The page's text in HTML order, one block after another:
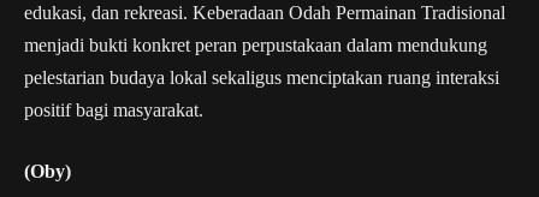
edukasi, dan rekreasi. Keberadaan Odah Permainan Tradisional
menjadi bukti konkret peran perpustakaan dalam mendukung
pelestarian budaya lokal sekaligus menciptakan ruang interaksi
positif bagi masyarakat.
(Oby)